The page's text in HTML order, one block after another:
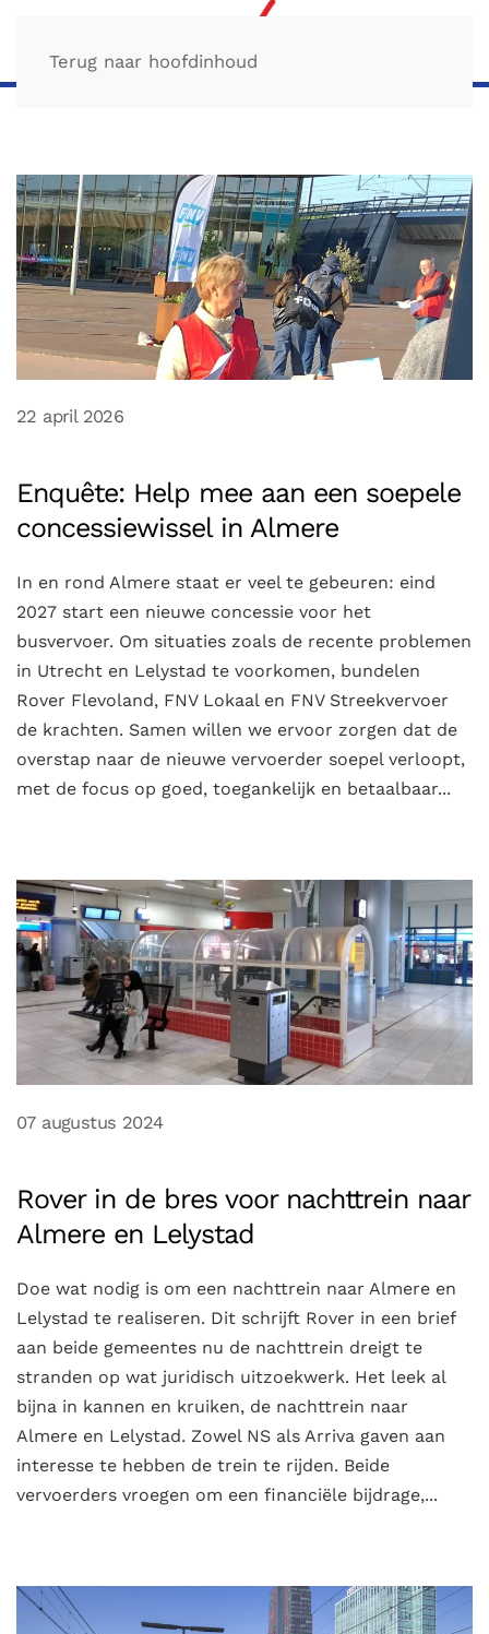
Terug naar hoofdinhoud
22 april 2026
Enquête: Help mee aan een soepele
concessiewissel in Almere
In en rond Almere staat er veel te gebeuren: eind
2027 start een nieuwe concessie voor het
busvervoer. Om situaties zoals de recente problemen
in Utrecht en Lelystad te voorkomen, bundelen
Rover Flevoland, FNV Lokaal en FNV Streekvervoer
de krachten. Samen willen we ervoor zorgen dat de
overstap naar de nieuwe vervoerder soepel verloopt,
met de focus op goed, toegankelijk en betaalbaar...
07 augustus 2024
Rover in de bres voor nachttrein naar
Almere en Lelystad
Doe wat nodig is om een nachttrein naar Almere en
Lelystad te realiseren. Dit schrijft Rover in een brief
aan beide gemeentes nu de nachttrein dreigt te
stranden op wat juridisch uitzoekwerk. Het leek al
bijna in kannen en kruiken, de nachttrein naar
Almere en Lelystad. Zowel NS als Arriva gaven aan
interesse te hebben de trein te rijden. Beide
vervoerders vroegen om een financiële bijdrage,...